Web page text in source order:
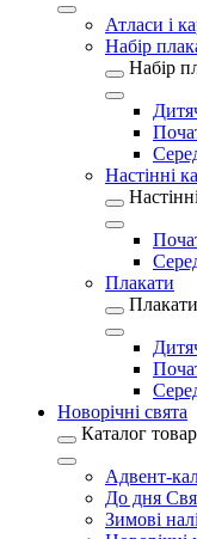
Атласи і
Набір
Набір
Настінні
Плакати
Плакати
Новорічні свята
Каталог
Адвент-
До дня
Зимові